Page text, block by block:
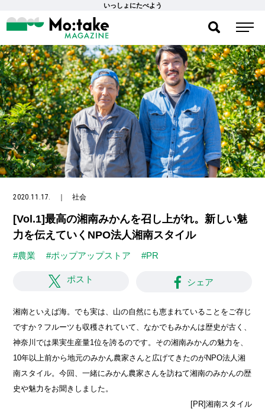
いっしょにたべよう
2020.11.17. ｜社会
[Vol.1]最高の湘南みかんを召し上がれ。新しい魅
力を伝えていくNPO法人湘南スタイル
#農業 #ポップアップストア #PR
ポスト シェア
湘南といえば海。でも実は、山の自然にも恵まれていることをご存じ
ですか？フルーツも収穫されていて、なかでもみかんは歴史が古く、
神奈川では果実生産量1位を誇るのです。その湘南みかんの魅力を、
10年以上前から地元のみかん農家さんと広げてきたのがNPO法人湘
南スタイル。今回、一緒にみかん農家さんを訪ねて湘南のみかんの歴
史や魅力をお聞きしました。
[PR]湘南スタイル